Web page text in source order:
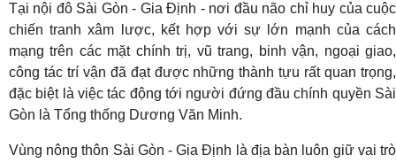
Tại nội đô Sài Gòn - Gia Định - nơi đầu não chỉ huy của cuộc
chiến tranh xâm lược, kết hợp với sự lớn mạnh của cách
mạng trên các mặt chính trị, vũ trang, binh vận, ngoại giao,
công tác trí vận đã đạt được những thành tựu rất quan trọng,
đặc biệt là việc tác động tới người đứng đầu chính quyền Sài
Gòn là Tổng thống Dương Văn Minh.
Vùng nông thôn Sài Gòn - Gia Định là địa bàn luôn giữ vai trò